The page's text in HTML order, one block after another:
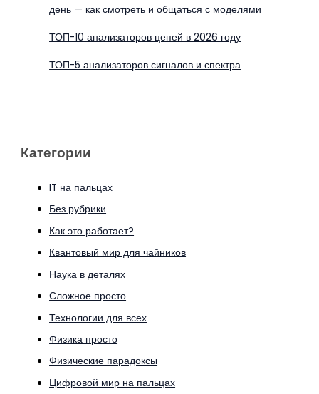
день — как смотреть и общаться с моделями
ТОП-10 анализаторов цепей в 2026 году
ТОП-5 анализаторов сигналов и спектра
Категории
IT на пальцах
Без рубрики
Как это работает?
Квантовый мир для чайников
Наука в деталях
Сложное просто
Технологии для всех
Физика просто
Физические парадоксы
Цифровой мир на пальцах